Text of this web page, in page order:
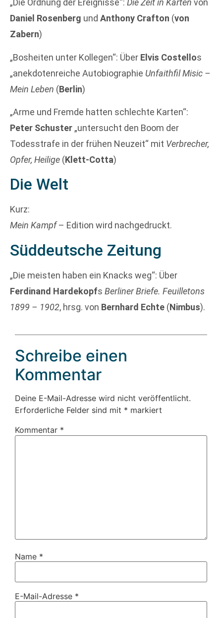
„Die Ordnung der Ereignisse“: Die Zeit in Karten von
Daniel Rosenberg und Anthony Crafton (von
Zabern)
„Bosheiten unter Kollegen“: Über Elvis Costellos
„anekdotenreiche Autobiographie Unfaithfil Misic –
Mein Leben (Berlin)
„Arme und Fremde hatten schlechte Karten“:
Peter Schuster „untersucht den Boom der
Todesstrafe in der frühen Neuzeit“ mit Verbrecher,
Opfer, Heilige (Klett-Cotta)
Die Welt
Kurz:
Mein Kampf– Edition wird nachgedruckt.
Süddeutsche Zeitung
„Die meisten haben ein Knacks weg“: Über
Ferdinand Hardekopfs Berliner Briefe. Feuilletons
1899 – 1902, hrsg. von Bernhard Echte (Nimbus).
Schreibe einen
Kommentar
Deine E-Mail-Adresse wird nicht veröffentlicht.
Erforderliche Felder sind mit * markiert
Kommentar *
Name *
E-Mail-Adresse *